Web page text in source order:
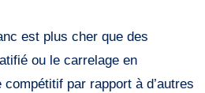
est plus cher que des
ou le carrelage en
par rapport à d’autres